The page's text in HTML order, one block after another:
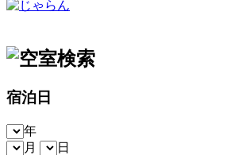
宿泊日
年
月
日